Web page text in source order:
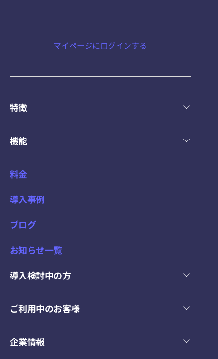
マイページにログインする
特徴
機能
料金
導入事例
ブログ
お知らせ一覧
導入検討中の方
ご利用中のお客様
企業情報